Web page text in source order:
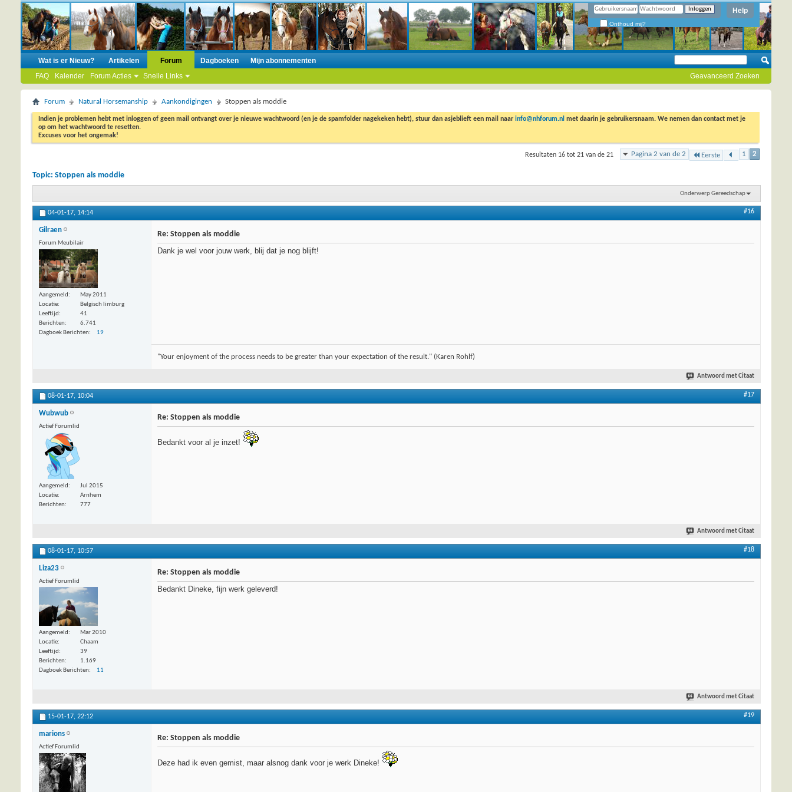
Help
Onthoud mij?
Wat is er Nieuw? Artikelen
Forum
FAQ
Kalender Forum Acties Snelle Links
Dagboeken
Mijn abonnementen
Geavanceerd Zoeken
Forum Natural Horsemanship Aankondigingen Stoppen als moddie
Indien je problemen hebt met inloggen of geen mail ontvangt over je nieuwe wachtwoord (en je de spamfolder nagekeken hebt), stuur dan asjeblieft een mail naar info@nhforum.nl met daarin je gebruikersnaam. We nemen dan contact met je
op om het wachtwoord te resetten.
Excuses voor het ongemak!
Pagina 2 van de 2 Eerste 1 2
Resultaten 16 tot 21 van de 21
Topic: Stoppen als moddie
Onderwerp Gereedschap
04-01-17, 14:14 #16
Gilraen
Forum Meubilair
Aangemeld
May 2011
Locatie
Belgisch limburg
Leeftijd
41
Berichten
6.741
Dagboek Berichten
19
Re: Stoppen als moddie
Dank je wel voor jouw werk, blij dat je nog blijft!
"Your enjoyment of the process needs to be greater than your expectation of the result." (Karen Rohlf)
Antwoord met Citaat
08-01-17, 10:04 #17
Wubwub
Actief Forumlid
Aangemeld
Jul 2015
Locatie
Arnhem
Berichten
777
Re: Stoppen als moddie
Bedankt voor al je inzet!
Antwoord met Citaat
08-01-17, 10:57 #18
Liza23
Actief Forumlid
Aangemeld
Mar 2010
Locatie
Chaam
Leeftijd
39
Berichten
1.169
Dagboek Berichten
11
Re: Stoppen als moddie
Bedankt Dineke, fijn werk geleverd!
Antwoord met Citaat
15-01-17, 22:12 #19
marions
Actief Forumlid
Re: Stoppen als moddie
Deze had ik even gemist, maar alsnog dank voor je werk Dineke!